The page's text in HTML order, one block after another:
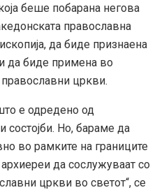
беше побарана негова
православна
да биде признаена
да биде примена во
цркви.
е одредено од
состојби. Но, бараме да
во рамките на границите
да сослужуваат со
цркви во светот“, се